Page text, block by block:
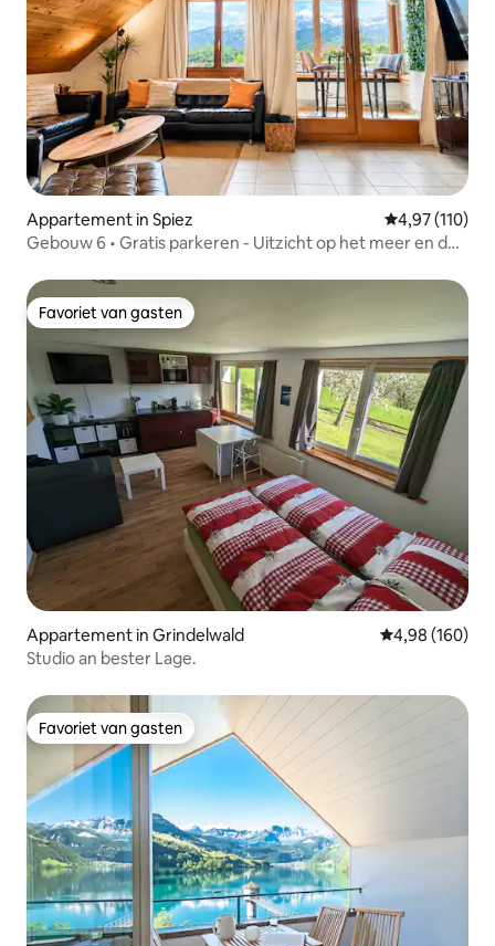
Appartement in Spiez Gemiddelde
4,97 (110)
Gebouw 6 • Gratis parkeren - Uitzicht op het meer en de
Favoriet van gasten
Favoriet van gasten
Appartement in Grindelwald Gemiddelde
4,98 (160)
Studio an bester Lage.
Favoriet van gasten
Favoriet van gasten